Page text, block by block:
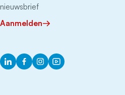
nieuwsbrief
Aanmelden
LinkedInFacebook
InstagramYouTube